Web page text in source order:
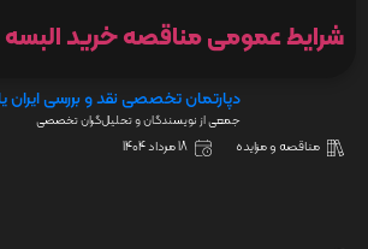
شرایط عمومی مناقصه خرید البسه
دپارتمان تخصصی نقد و بررسی ایران
جمعی از نویسندگان و تحلیل‌گران تخصصی
مناقصه و مزایده 18 مرداد 1404